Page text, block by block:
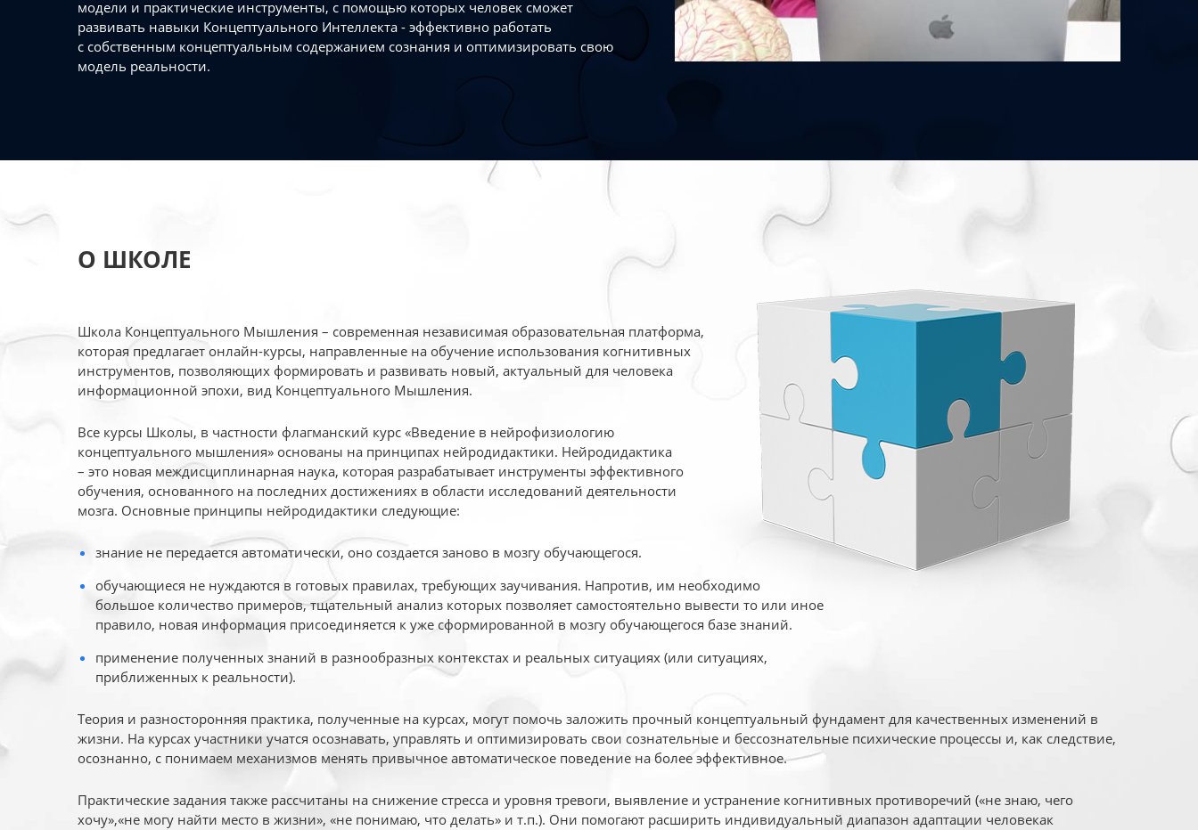
модели и практические инструменты, с помощью которых человек сможет
развивать навыки Концептуального Интеллекта - эффективно работать
с собственным концептуальным содержанием сознания и оптимизировать свою
модель реальности.
О ШКОЛЕ
Школа Концептуального Мышления – современная независимая образовательная платформа,
которая предлагает онлайн-курсы, направленные на обучение использования когнитивных
инструментов, позволяющих формировать и развивать новый, актуальный для человека
информационной эпохи, вид Концептуального Мышления.
Все курсы Школы, в частности флагманский курс «Введение в нейрофизиологию
концептуального мышления» основаны на принципах нейродидактики. Нейродидактика
– это новая междисциплинарная наука, которая разрабатывает инструменты эффективного
обучения, основанного на последних достижениях в области исследований деятельности
мозга. Основные принципы нейродидактики следующие:
знание не передается автоматически, оно создается заново в мозгу обучающегося.
обучающиеся не нуждаются в готовых правилах, требующих заучивания. Напротив, им необходимо
большое количество примеров, тщательный анализ которых позволяет самостоятельно вывести то или иное
правило, новая информация присоединяется к уже сформированной в мозгу обучающегося базе знаний.
применение полученных знаний в разнообразных контекстах и реальных ситуациях (или ситуациях,
приближенных к реальности).
Теория и разносторонняя практика, полученные на курсах, могут помочь заложить прочный концептуальный фундамент для качественных изменений в
жизни. На курсах участники учатся осознавать, управлять и оптимизировать свои сознательные и бессознательные психические процессы и, как следствие,
осознанно, с понимаем механизмов менять привычное автоматическое поведение на более эффективное.
Практические задания также рассчитаны на снижение стресса и уровня тревоги, выявление и устранение когнитивных противоречий («не знаю, чего
хочу»,«не могу найти место в жизни», «не понимаю, что делать» и т.п.). Они помогают расширить индивидуальный диапазон адаптации человекак